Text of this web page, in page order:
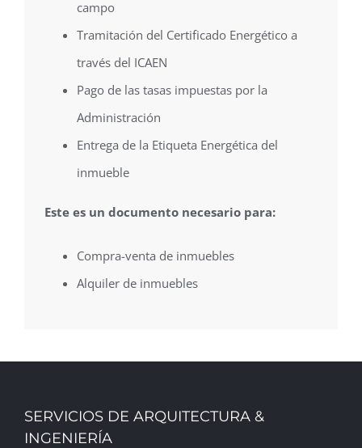
campo
Tramitación del Certificado Energético a
través del ICAEN
Pago de las tasas impuestas por la
Administración
Entrega de la Etiqueta Energética del
inmueble
Este es un documento necesario para:
Compra-venta de inmuebles
Alquiler de inmuebles
SERVICIOS DE ARQUITECTURA &
INGENIERÍA